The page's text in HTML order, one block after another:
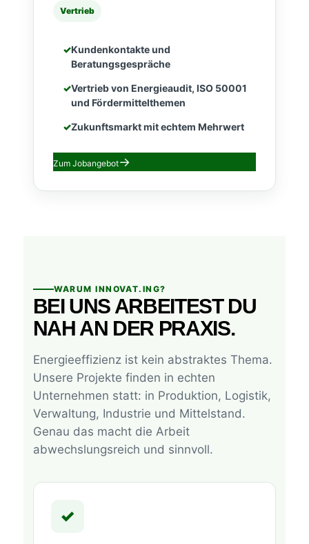
Vertrieb
Kundenkontakte und
Beratungsgespräche
Vertrieb von Energieaudit, ISO 50001
und Fördermittelthemen
Zukunftsmarkt mit echtem Mehrwert
Zum Jobangebot
WARUM INNOVAT.ING?
BEI UNS ARBEITEST DU
NAH AN DER PRAXIS.
Energieeffizienz ist kein abstraktes Thema.
Unsere Projekte finden in echten
Unternehmen statt: in Produktion, Logistik,
Verwaltung, Industrie und Mittelstand.
Genau das macht die Arbeit
abwechslungsreich und sinnvoll.
✓